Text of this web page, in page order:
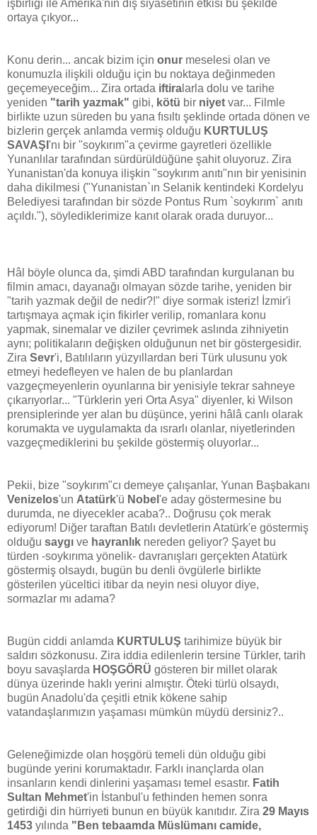
işbirliği ile Amerika'nın dış siyasetinin etkisi bu şekilde
ortaya çıkyor...
Konu derin... ancak bizim için onur meselesi olan ve
konumuzla ilişkili olduğu için bu noktaya değinmeden
geçemeyeceğim... Zira ortada iftira larla dolu ve tarihe
yeniden "tarih yazmak" gibi, kötü bir niyet var... Filmle
birlikte uzun süreden bu yana fısıltı şeklinde ortada dönen ve
bizlerin gerçek anlamda vermiş olduğu KURTULUŞ
SAVAŞI 'nı bir "soykırım"a çevirme gayretleri özellikle
Yunanlılar tarafından sürdürüldüğüne şahit oluyoruz. Zira
Yunanistan'da konuya ilişkin "soykırım anıtı"nın bir yenisinin
daha dikilmesi ("Yunanistan`ın Selanik kentindeki Kordelyu
Belediyesi tarafından bir sözde Pontus Rum `soykırım` anıtı
açıldı."), söylediklerimize kanıt olarak orada duruyor...
Hâl böyle olunca da, şimdi ABD tarafından kurgulanan bu
filmin amacı, dayanağı olmayan sözde tarihe, yeniden bir
"tarih yazmak değil de nedir?!" diye sormak isteriz! İzmir'i
tartışmaya açmak için fikirler verilip, romanlara konu
yapmak, sinemalar ve diziler çevrimek aslında zihniyetin
aynı; politikaların değişken olduğunun net bir göstergesidir.
Zira Sevr'i, Batılıların yüzyıllardan beri Türk ulusunu yok
etmeyi hedefleyen ve halen de bu planlardan
vazgeçmeyenlerin oyunlarına bir yenisiyle tekrar sahneye
çıkarıyorlar... "Türklerin yeri Orta Asya" diyenler, ki Wilson
prensiplerinde yer alan bu düşünce, yerini hâlâ canlı olarak
korumakta ve uygulamakta da ısrarlı olanlar, niyetlerinden
vazgeçmediklerini bu şekilde göstermiş oluyorlar...
Pekii, bize "soykırım"cı demeye çalışanlar, Yunan Başbakanı
Venizelos'un Atatürk'ü Nobel 'e aday göstermesine bu
durumda, ne diyecekler acaba?.. Doğrusu çok merak
ediyorum! Diğer taraftan Batılı devletlerin Atatürk'e göstermiş
olduğu saygı ve hayranlık nereden geliyor? Şayet bu
türden -soykırıma yönelik- davranışları gerçekten Atatürk
göstermiş olsaydı, bugün bu denli övgülerle birlikte
gösterilen yüceltici itibar da neyin nesi oluyor diye,
sormazlar mı adama?
Bugün ciddi anlamda KURTULUŞ tarihimize büyük bir
saldırı sözkonusu. Zira iddia edilenlerin tersine Türkler, tarih
boyu savaşlarda HOŞGÖRÜ gösteren bir millet olarak
dünya üzerinde haklı yerini almıştır. Öteki türlü olsaydı,
bugün Anadolu'da çeşitli etnik kökene sahip
vatandaşlarımızın yaşaması mümkün müydü dersiniz?..
Geleneğimizde olan hoşgörü temeli dün olduğu gibi
bugünde yerini korumaktadır. Farklı inançlarda olan
insanların kendi dinlerini yaşaması temel esastır. Fatih
Sultan Mehmet'in İstanbul'u fethinden hemen sonra
getirdiği din hürriyeti bunun en büyük kanıtıdır. Zira 29 Mayıs
1453 yılında " Ben tebaamda Müslümanı camide,